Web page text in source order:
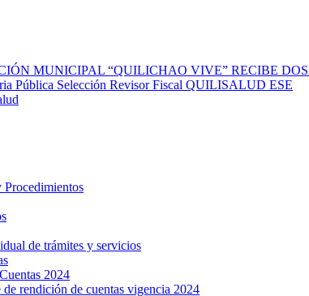
MUNICIPAL “QUILICHAO VIVE” RECIBE
Pública Selección Revisor Fiscal QUILISALUD ESE
de trámites y servicios
2024
rendición de cuentas vigencia 2024